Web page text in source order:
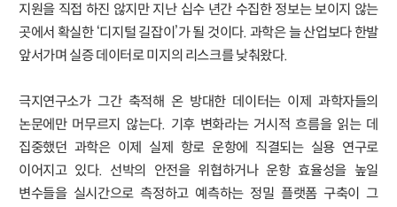
지원을 직접 하진 않지만 지난 십수 년간 수집한 정보는 보이지 않는
곳에서 확실한 ‘디지털 길잡이’가 될 것이다. 과학은 늘 산업보다 한발
앞서가며 실증 데이터로 미지의 리스크를 낮춰왔다.
극지연구소가 그간 축적해 온 방대한 데이터는 이제 과학자들의
논문에만 머무르지 않는다. 기후 변화라는 거시적 흐름을 읽는 데
집중했던 과학은 이제 실제 항로 운항에 직결되는 실용 연구로
이어지고 있다. 선박의 안전을 위협하거나 운항 효율성을 높일
변수들을 실시간으로 측정하고 예측하는 정밀 플랫폼 구축이 그